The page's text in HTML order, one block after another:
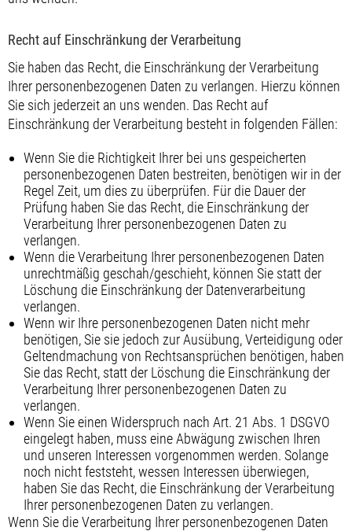
Recht auf Einschränkung der Verarbeitung
Sie haben das Recht, die Einschränkung der Verarbeitung
Ihrer personenbezogenen Daten zu verlangen. Hierzu können
Sie sich jederzeit an uns wenden. Das Recht auf
Einschränkung der Verarbeitung besteht in folgenden Fällen:
Wenn Sie die Richtigkeit Ihrer bei uns gespeicherten
personenbezogenen Daten bestreiten, benötigen wir in der
Regel Zeit, um dies zu überprüfen. Für die Dauer der
Prüfung haben Sie das Recht, die Einschränkung der
Verarbeitung Ihrer personenbezogenen Daten zu
verlangen.
Wenn die Verarbeitung Ihrer personenbezogenen Daten
unrechtmäßig geschah/geschieht, können Sie statt der
Löschung die Einschränkung der Datenverarbeitung
verlangen.
Wenn wir Ihre personenbezogenen Daten nicht mehr
benötigen, Sie sie jedoch zur Ausübung, Verteidigung oder
Geltendmachung von Rechtsansprüchen benötigen, haben
Sie das Recht, statt der Löschung die Einschränkung der
Verarbeitung Ihrer personenbezogenen Daten zu
verlangen.
Wenn Sie einen Widerspruch nach Art. 21 Abs. 1 DSGVO
eingelegt haben, muss eine Abwägung zwischen Ihren
und unseren Interessen vorgenommen werden. Solange
noch nicht feststeht, wessen Interessen überwiegen,
haben Sie das Recht, die Einschränkung der Verarbeitung
Ihrer personenbezogenen Daten zu verlangen.
Wenn Sie die Verarbeitung Ihrer personenbezogenen Daten